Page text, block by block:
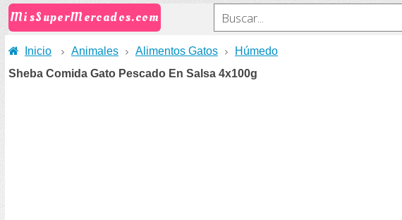
MisSuperMercados.com
Inicio Animales Alimentos Gatos
Húmedo
Sheba Comida Gato Pescado En Salsa 4x100g